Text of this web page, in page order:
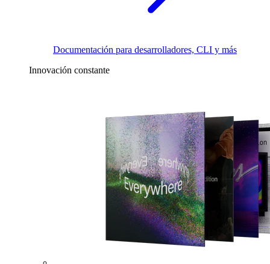
Documentación para desarrolladores, CLI y más
Innovación constante